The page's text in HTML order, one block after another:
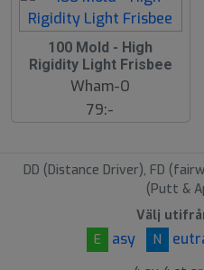
100 Mold - High
Rigidity Light Frisbee
Wham-O
79:-
DD (Distance Driver), FD
(Putt &
Välj
E
asy N